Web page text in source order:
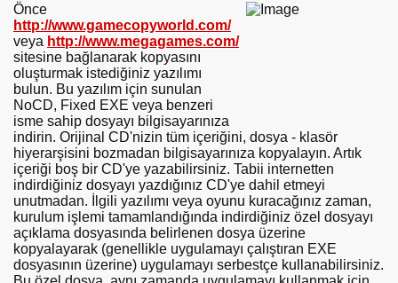
Önce
http://www.gamecopyworld.com/
veya http://www.megagames.com/
sitesine bağlanarak kopyasını
oluşturmak istediğiniz yazılımı
bulun. Bu yazılım için sunulan
NoCD, Fixed EXE veya benzeri
isme sahip dosyayı bilgisayarınıza
indirin. Orijinal CD'nizin tüm içeriğini, dosya - klasör
hiyerarşisini bozmadan bilgisayarınıza kopyalayın. Artık
içeriği boş bir CD'ye yazabilirsiniz. Tabii internetten
indirdiğiniz dosyayı yazdığınız CD'ye dahil etmeyi
unutmadan. İlgili yazılımı veya oyunu kuracağınız zaman,
kurulum işlemi tamamlandığında indirdiğiniz özel dosyayı
açıklama dosyasında belirlenen dosya üzerine
kopyalayarak (genellikle uygulamayı çalıştıran EXE
dosyasının üzerine) uygulamayı serbestçe kullanabilirsiniz.